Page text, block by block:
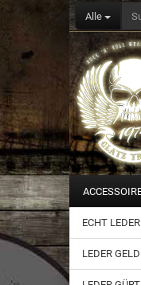
Alle
ECHT
LEDER